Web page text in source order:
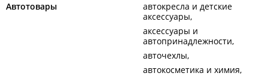
Автотовары
автокресла и детские
аксессуары
аксессуары и
автопринадлежности
авточехлы
автокосметика и химия